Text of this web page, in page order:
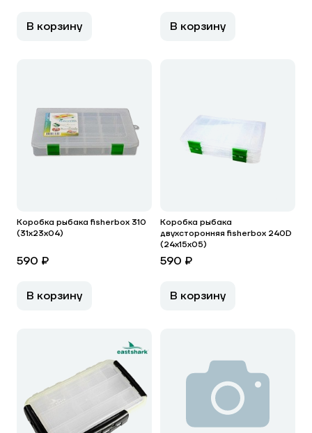
В корзину В корзину
Коробка рыбака fisherbox 310
(31х23х04)
590 ₽
В корзину
Коробка рыбака
двухсторонняя fisherbox 240D
(24х15х05)
590 ₽
В корзину